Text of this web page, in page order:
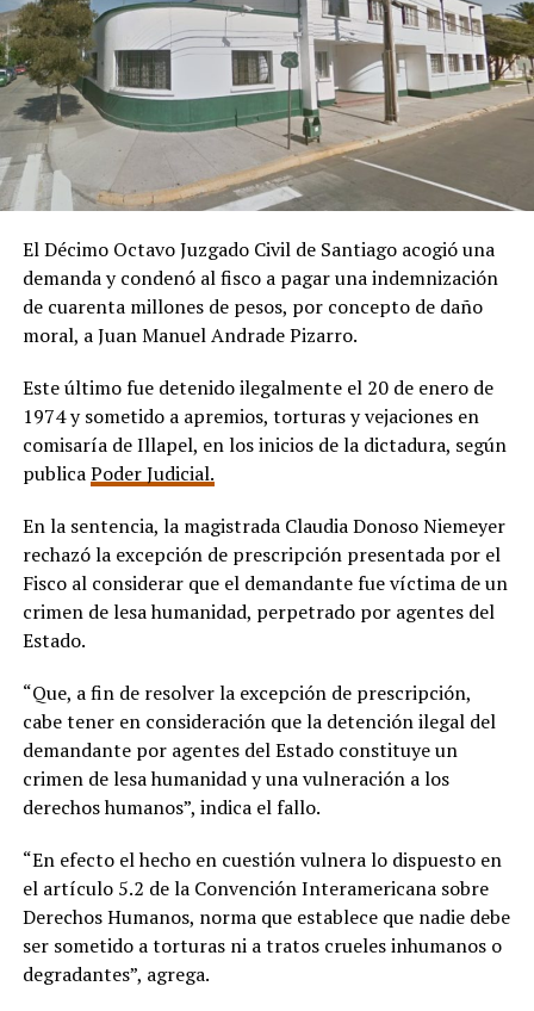
El Décimo Octavo Juzgado Civil de Santiago acogió una
demanda y condenó al fisco a pagar una indemnización
de cuarenta millones de pesos, por concepto de daño
moral, a Juan Manuel Andrade Pizarro.
Este último fue detenido ilegalmente el 20 de enero de
1974 y sometido a apremios, torturas y vejaciones en
comisaría de Illapel, en los inicios de la dictadura, según
publicaPoder Judicial.
En la sentencia, la magistrada Claudia Donoso Niemeyer
rechazó la excepción de prescripción presentada por el
Fisco al considerar que el demandante fue víctima de un
crimen de lesa humanidad, perpetrado por agentes del
Estado.
“Que, a fin de resolver la excepción de prescripción,
cabe tener en consideración que la detención ilegal del
demandante por agentes del Estado constituye un
crimen de lesa humanidad y una vulneración a los
derechos humanos”, indica el fallo.
“En efecto el hecho en cuestión vulnera lo dispuesto en
el artículo 5.2 de la Convención Interamericana sobre
Derechos Humanos, norma que establece que nadie debe
ser sometido a torturas ni a tratos crueles inhumanos o
degradantes”, agrega.